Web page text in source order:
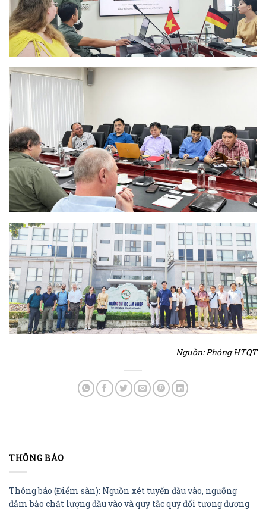
Nguồn: Phòng HTQT
THÔNG BÁO
Thông báo (Điểm sàn): Nguồn xét tuyển đầu vào, ngưỡng
đảm bảo chất lượng đầu vào và quy tắc quy đổi tương đương